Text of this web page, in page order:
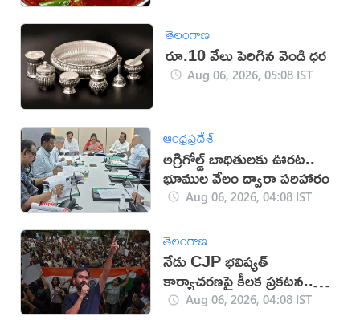
తెలంగాణ
రూ.10 వేలు పెరిగిన వెండి ధర
Aug 06, 2026, 05:08 IST
ఆంధ్రప్రదేశ్
అగ్రిగోల్డ్ బాధితులకు ఊరట..
భూముల వేలం ద్వారా పరిహారం
Aug 06, 2026, 04:08 IST
తెలంగాణ
నేడు CJP భవిష్యత్
కార్యాచరణపై కీలక ప్రకటన..
దేశవ్యాప్తంగా తీవ్ర ఉత్కంఠ
Aug 06, 2026, 04:08 IST